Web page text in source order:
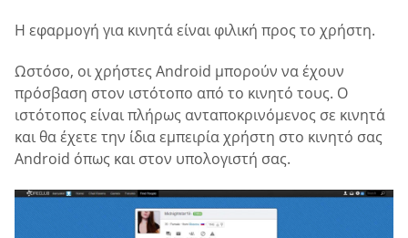
Η εφαρμογή για κινητά είναι φιλική προς το χρήστη.
Ωστόσο, οι χρήστες Android μπορούν να έχουν
πρόσβαση στον ιστότοπο από το κινητό τους. Ο
ιστότοπος είναι πλήρως ανταποκρινόμενος σε κινητά
και θα έχετε την ίδια εμπειρία χρήστη στο κινητό σας
Android όπως και στον υπολογιστή σας.